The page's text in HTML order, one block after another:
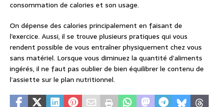
consommation de calories et son usage.
On dépense des calories principalement en faisant de
l’exercice. Aussi, il se trouve plusieurs pratiques qui vous
rendent possible de vous entraîner physiquement chez vous
sans matériel. Lorsque vous diminuez la quantité d’aliments
ingérés, il ne faut pas oublier de bien équilibrer le contenu de
l’assiette sur le plan nutritionnel.